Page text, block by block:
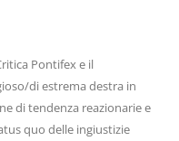
Pontifex e il
di estrema destra in
di tendenza reazionarie e
quo delle ingiustizie